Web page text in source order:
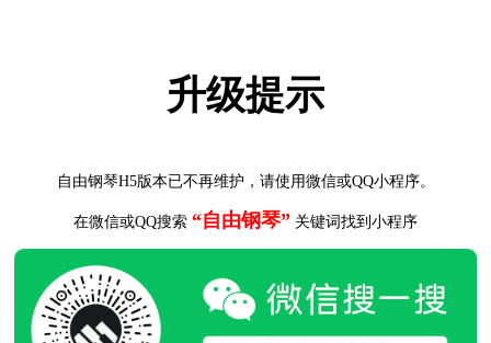
升级提示
自由钢琴H5版本已不再维护，请使用微信或QQ小程序。
在微信或QQ搜索 “自由钢琴” 关键词找到小程序